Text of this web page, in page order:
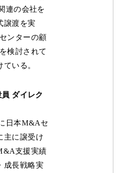
連の会社を
譲渡を実
ンターの顧
検討されて
いる。
ダイレク
日本M&Aセ
主に譲受け
支援実績
成長戦略実